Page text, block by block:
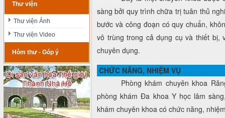
Thư viện
Thư viện Ảnh
Thư viện Video
Hòm thư - Góp ý
sàng bởi quy trình chữa trị tuân thủ
bước và công đoạn có quy chuẩn,
vô trùng trong cả dụng cụ và thiết
chuyên dụng.
CHỨC NĂNG, NHIỆM VỤ
Phòng khám chuyên khoa
phòng khám Đa khoa Y học lâm
khám chuyên khoa có chức năng,